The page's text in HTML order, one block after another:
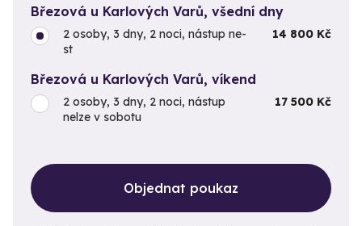
Březová u Karlových Varů, všední dny
2 osoby, 3 dny, 2 noci, nástup ne-
st
14 800 Kč
Březová u Karlových Varů, víkend
2 osoby, 3 dny, 2 noci, nástup
nelze v sobotu
17 500 Kč
Objednat poukaz